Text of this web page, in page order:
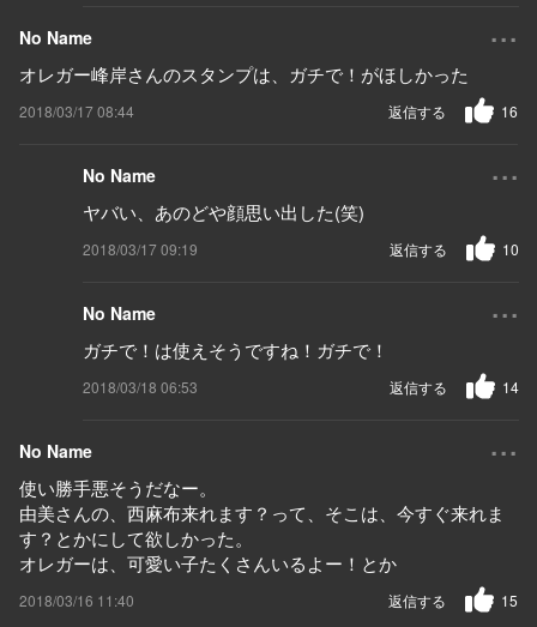
No Name ...
オレガー峰岸さんのスタンプは、ガチで！がほしかった
2018/03/17 08:44 16
返信する
No Name ...
ヤバい、あのどや顔思い出した(笑)
2018/03/17 09:19 10
返信する
No Name ...
ガチで！は使えそうですね！ガチで！
2018/03/18 06:53 14
返信する
No Name ...
使い勝手悪そうだなー。
由美さんの、西麻布来れます？って、そこは、今すぐ来れま
す？とかにして欲しかった。
オレガーは、可愛い子たくさんいるよー！とか
2018/03/16 11:40 15
返信する